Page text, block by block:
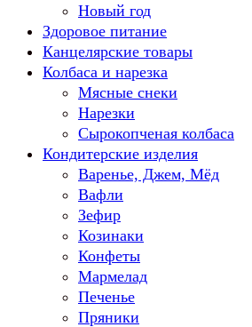
Новый год
Здоровое питание
Канцелярские товары
Колбаса и нарезка
Мясные снеки
Нарезки
Сырокопченая колбаса
Кондитерские изделия
Варенье, Джем, Мёд
Вафли
Зефир
Козинаки
Конфеты
Мармелад
Печенье
Пряники